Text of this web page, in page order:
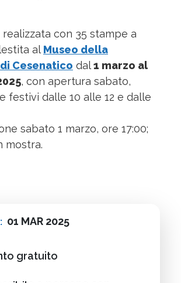
realizzata con 35 stampe a
alMuseo della
Cesenatico dal1 marzo al
, con apertura sabato,
festivi dalle 10 alle 12 e dalle
sabato 1 marzo, ore 17:00;
mostra.
01 MAR 2025
gratuito